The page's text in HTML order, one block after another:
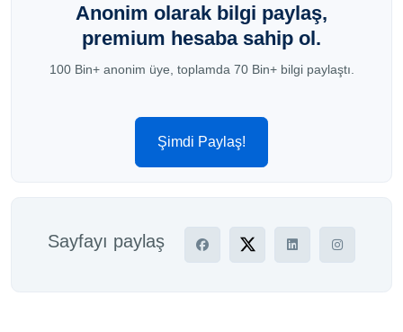
Anonim olarak bilgi paylaş,
premium hesaba sahip ol.
100 Bin+ anonim üye, toplamda 70 Bin+ bilgi paylaştı.
Şimdi Paylaş!
Sayfayı paylaş